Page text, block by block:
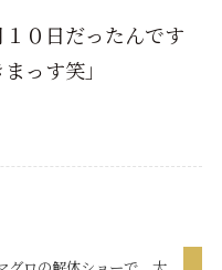
０日だったんです
っす笑」